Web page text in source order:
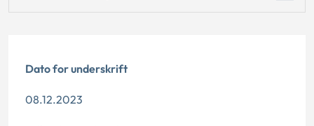
Dato for underskrift
08.12.2023